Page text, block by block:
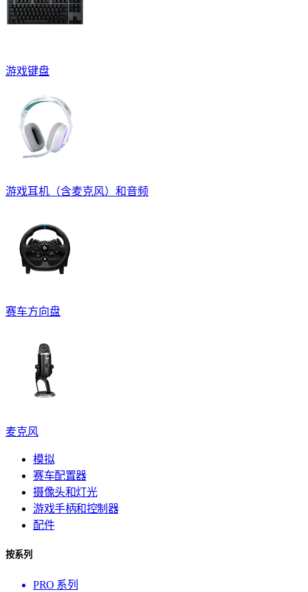
游戏键盘
游戏耳机（含麦克风）和音频
赛车方向盘
麦克风
模拟
赛车配置器
摄像头和灯光
游戏手柄和控制器
配件
按系列
PRO 系列